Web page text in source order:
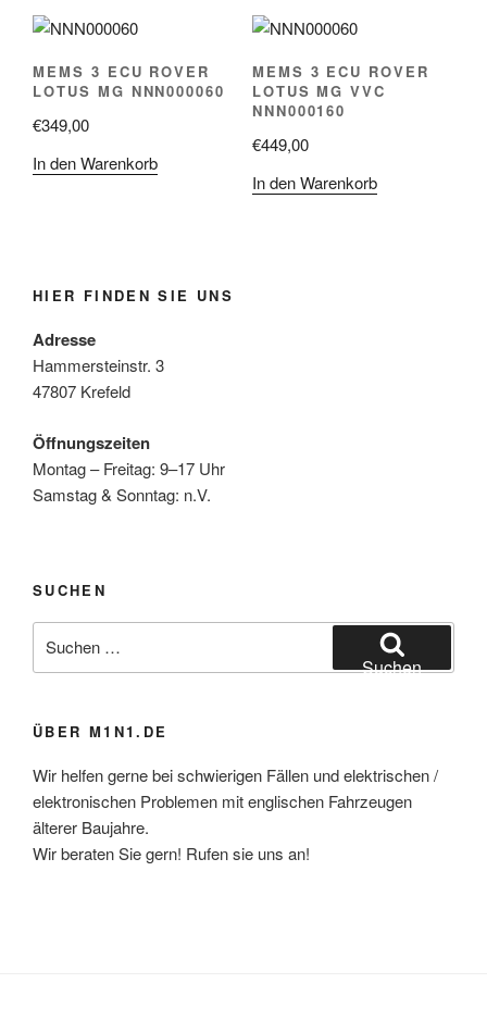
MEMS 3 ECU ROVER
LOTUS MG NNN000060
€349,00
In den Warenkorb
MEMS 3 ECU ROVER
LOTUS MG VVC
NNN000160
€449,00
In den Warenkorb
HIER FINDEN SIE UNS
Adresse
Hammersteinstr. 3
47807 Krefeld
Öffnungszeiten
Montag – Freitag: 9–17 Uhr
Samstag & Sonntag: n.V.
SUCHEN
nach:
Suchen
ÜBER M1N1.DE
Wir helfen gerne bei schwierigen Fällen und elektrischen /
elektronischen Problemen mit englischen Fahrzeugen
älterer Baujahre.
Wir beraten Sie gern! Rufen sie uns an!